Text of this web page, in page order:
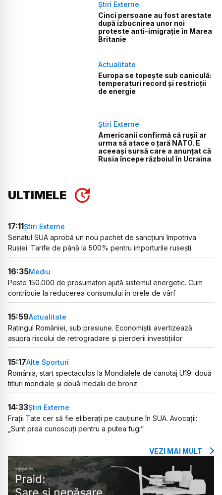
Știri Externe
Cinci persoane au fost arestate
după izbucnirea unor noi
proteste anti-imigrație în Marea
Britanie
Actualitate
Europa se topește sub caniculă:
temperaturi record și restricții
de energie
Știri Externe
Americanii confirmă că rușii ar
urma să atace o țară NATO. E
aceeași sursă care a anunțat că
Rusia începe războiul în Ucraina
ULTIMELE
17:11Știri Externe
Senatul SUA aprobă un nou pachet de sancțiuni împotriva
Rusiei. Tarife de până la 500% pentru importurile rusești
16:35Mediu
Peste 150.000 de prosumatori ajută sistemul energetic. Cum
contribuie la reducerea consumului în orele de vârf
15:59Actualitate
Ratingul României, sub presiune. Economiștii avertizează
asupra riscului de retrogradare și pierderii investițiilor
15:17Alte Sporturi
România, start spectaculos la Mondialele de canotaj U19: două
titluri mondiale și două medalii de bronz
14:33Știri Externe
Frații Tate cer să fie eliberați pe cauțiune în SUA. Avocații:
„Sunt prea cunoscuți pentru a putea fugi”
VEZI MAI MULT